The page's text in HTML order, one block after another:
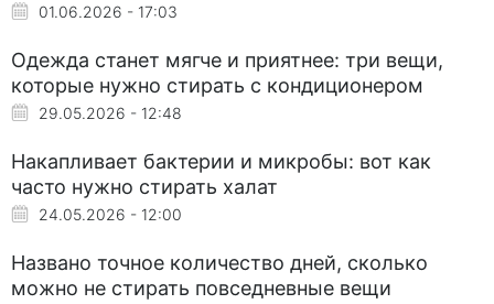
01.06.2026 - 17:03
Одежда станет мягче и приятнее: три вещи,
которые нужно стирать с кондиционером
29.05.2026 - 12:48
Накапливает бактерии и микробы: вот как
часто нужно стирать халат
24.05.2026 - 12:00
Названо точное количество дней, сколько
можно не стирать повседневные вещи